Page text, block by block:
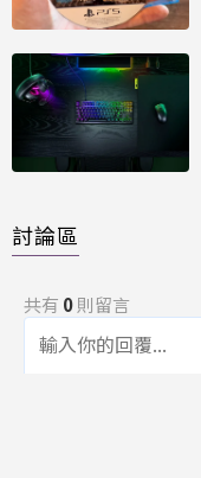
討論區
共有 0則留言